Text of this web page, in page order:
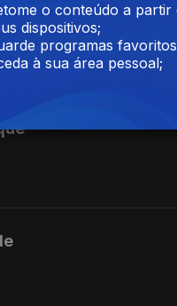
o conteúdo a
dispositivos;
programas
à sua área pessoal;